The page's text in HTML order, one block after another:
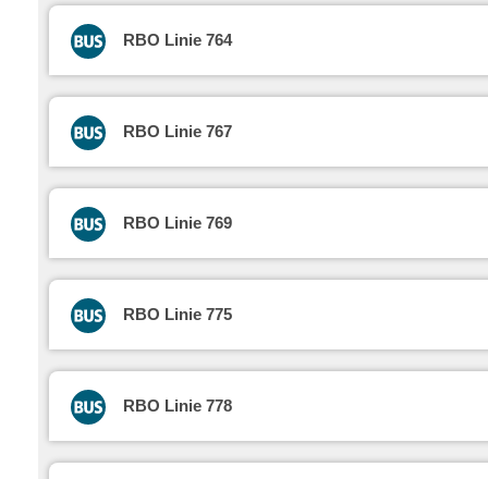
RBO Linie 764
RBO Linie 767
RBO Linie 769
RBO Linie 775
RBO Linie 778